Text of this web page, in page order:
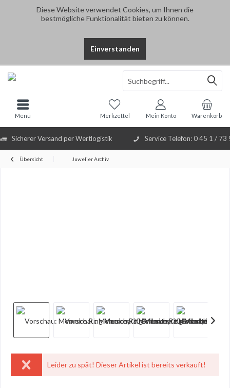
Diese Website verwendet Cookies, um Ihnen die
bestmögliche Funktionalität bieten zu können.
Einverstanden
Sicherer Versand per Wertlogistik Service Telefon: 0 45 1 / 73
Warenkorb
Merkzettel Mein Konto
Menü
Übersicht Juwelier Archiv
Leider zu spät! Dieser Artikel ist bereits verkauft!